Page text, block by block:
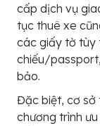
cấp dịch vụ
tục thuê xe
các giấy tờ tùy
chiếu/
bảo.
Đặc biệt, cơ sở
chương trình